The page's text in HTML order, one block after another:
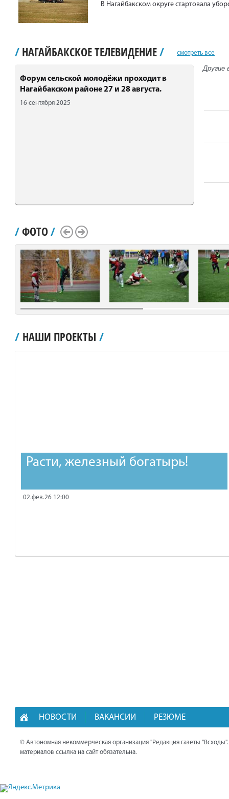
В Нагайбакском округе стартовала
/ НАГАЙБАКСКОЕ ТЕЛЕВИДЕНИЕ/ смотреть все
Форум сельской молодёжи проходит в
Нагайбакском районе 27 и 28 августа.
16 сентября 2025
Другие
/ФОТО/
Scroll LeftScroll Right
/ НАШИ ПРОЕКТЫ /
Расти, железный богатырь!
02.фев.26 12:00
НОВОСТИ ВАКАНСИИ РЕЗЮМЕ
© Автономная некоммерческая организация "Редакция газеты
материалов ссылка на сайт обязательна.